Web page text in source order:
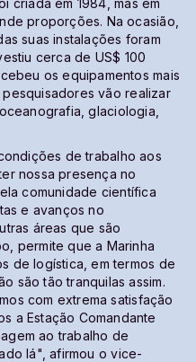
criada em 1984, mas em
proporções. Na ocasião,
suas instalações foram
cerca de US$ 100
os equipamentos mais
vão realizar
glaciologia,
de trabalho aos
nossa presença no
comunidade científica
e avanços no
áreas que são
permite que a Marinha
de logística, em termos de
são tão tranquilas assim.
com extrema satisfação
a Estação Comandante
ao trabalho de
lá", afirmou o vice-